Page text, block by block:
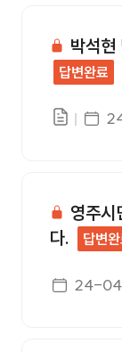
박석현
답변완료
영주시
다.
답변
게시일
24-